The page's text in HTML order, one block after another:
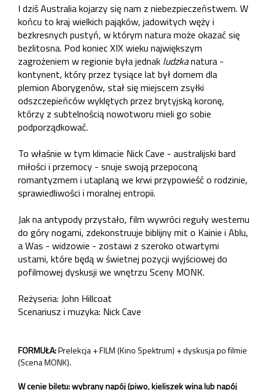
I dziś Australia kojarzy się nam z niebezpieczeństwem. W
końcu to kraj wielkich pająków, jadowitych węży i
bezkresnych pustyń, w którym natura może okazać się
bezlitosna. Pod koniec XIX wieku największym
zagrożeniem w regionie była jednak ludzkanatura -
kontynent, który przez tysiące lat był domem dla
plemion Aborygenów, stał się miejscem zsyłki
odszczepieńców wyklętych przez brytyjską koronę,
którzy z subtelnością nowotworu mieli go sobie
podporządkować.
To właśnie w tym klimacie Nick Cave - australijski bard
miłości i przemocy - snuje swoją przepoconą
romantyzmem i utaplaną we krwi przypowieść o rodzinie,
sprawiedliwości i moralnej entropii.
Jak na antypody przystało, film wywróci reguły westernu
do góry nogami, zdekonstruuje biblijny mit o Kainie i Ablu,
a Was - widzowie - zostawi z szeroko otwartymi
ustami, które będą w świetnej pozycji wyjściowej do
pofilmowej dyskusji we wnętrzu Sceny MONK.
Reżyseria: John Hillcoat
Scenariusz i muzyka: Nick Cave
FORMUŁA:Prelekcja + FILM (Kino Spektrum) + dyskusja po filmie
(Scena MONK).
W cenie biletu: wybrany napój (piwo, kieliszek wina lub napój